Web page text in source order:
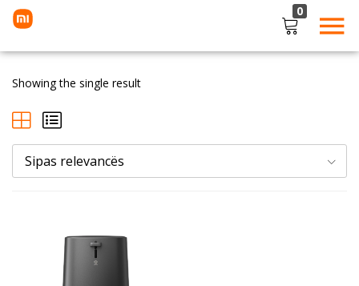
0
Enter your username and password to login.
Showing the single result
Sipas relevancës